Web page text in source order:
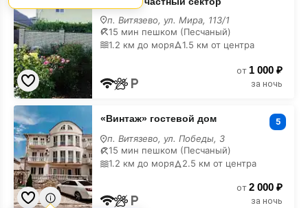
сектор
на
карте
п. Витязево, ул. Мира, 113/1
15 мин пешком (Песчаный)
1.2 км до моря
1.5 км от центра
от 1 000 ₽
за ночь
«Винтаж»
гостевой
дом
на
карте
«Винтаж» гостевой дом 5
п. Витязево, ул. Победы, 3
15 мин пешком (Песчаный)
1.2 км до моря
2.5 км от центра
от 2 000 ₽
за ночь